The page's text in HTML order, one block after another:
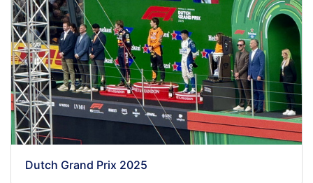
Dutch Grand Prix 2025